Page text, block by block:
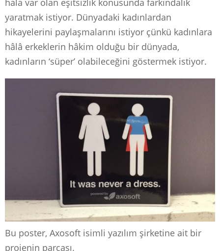
hala var olan eşitsizlik konusunda farkındalık
yaratmak istiyor. Dünyadaki kadınlardan
hikayelerini paylaşmalarını istiyor çünkü kadınlara
hâlâ erkeklerin hâkim olduğu bir dünyada,
kadınların ‘süper’ olabileceğini göstermek istiyor.
Bu poster, Axosoft isimli yazılım şirketine ait bir
projenin parçası.